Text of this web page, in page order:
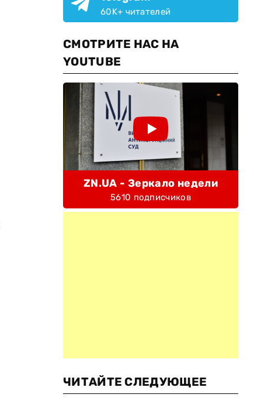
60K+ читателей
СМОТРИТЕ НАС НА
YOUTUBE
ZN.UA - Зеркало недели
5610 подписчиков
ЧИТАЙТЕ СЛЕДУЮЩЕЕ